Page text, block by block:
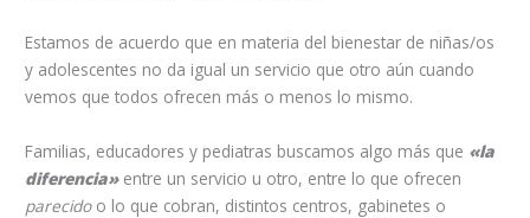
Estamos de acuerdo que en materia del bienestar de niñas/os
y adolescentes no da igual un servicio que otro aún cuando
vemos que todos ofrecen más o menos lo mismo.
Familias, educadores y pediatras buscamos algo más que «la
diferencia»entre un servicio u otro, entre lo que ofrecen
parecidoo lo que cobran, distintos centros, gabinetes o